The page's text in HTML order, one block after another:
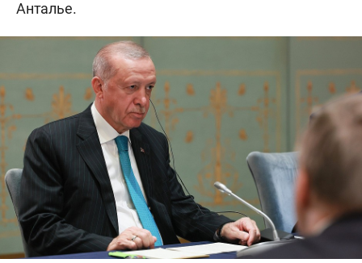
Анталье.